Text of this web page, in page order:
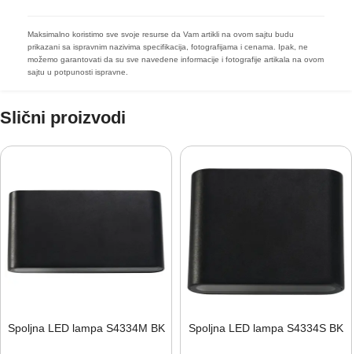
Maksimalno koristimo sve svoje resurse da Vam artikli na ovom sajtu budu
prikazani sa ispravnim nazivima specifikacija, fotografijama i cenama. Ipak, ne
možemo garantovati da su sve navedene informacije i fotografije artikala na ovom
sajtu u potpunosti ispravne.
Slični proizvodi
Spoljna LED lampa S4334M BK Spoljna LED lampa S4334S BK